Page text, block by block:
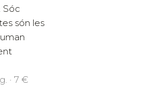
Sóc
són les
· 7 €